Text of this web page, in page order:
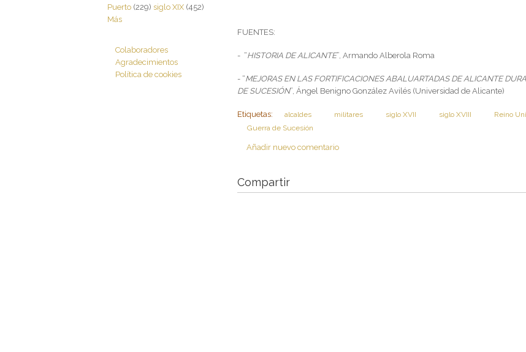
FUENTES:
- “HISTORIA DE ALICANTE”, Armando Alberola Roma
- “MEJORAS EN LAS FORTIFICACIONES ABALUARTADAS DE ALICANTE
DE SUCESIÓN”, Ángel Benigno González Avilés (Universidad de Alicante)
Etiquetas: alcaldes militares siglo XVII siglo XVIII
Reino
Guerra de Sucesión
Añadir nuevo comentario
Compartir
Puerto (229) siglo XIX (452)
Más
Colaboradores
Agradecimientos
Política de cookies